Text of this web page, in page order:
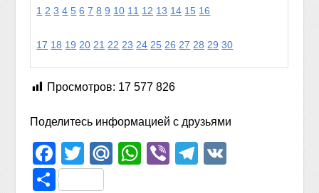
1 2 3 4 5 6 7 8 9 10 11 12 13 14 15 16
17 18 19 20 21 22 23 24 25 26 27 28 29 30
Просмотров: 17 577 826
Поделитесь информацией с друзьями
Facebook
TwitterMail.Ru
WhatsApp
ViberTelegram
Отправить